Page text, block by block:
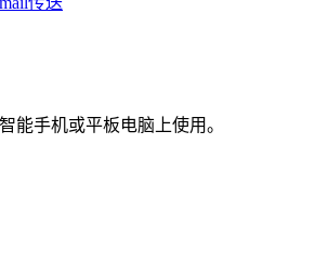
能手机或平板电脑上使用。